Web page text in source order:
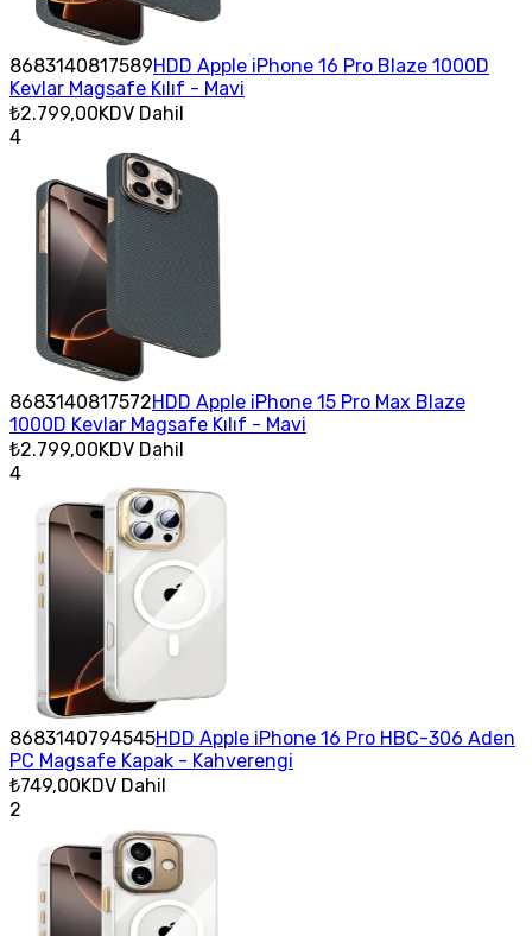
8683140817589HDD Apple iPhone 16 Pro Blaze 1000D
Kevlar Magsafe Kılıf - Mavi
₺2.799,00KDV Dahil
4
8683140817572HDD Apple iPhone 15 Pro Max Blaze
1000D Kevlar Magsafe Kılıf - Mavi
₺2.799,00KDV Dahil
4
8683140794545HDD Apple iPhone 16 Pro HBC-306 Aden
PC Magsafe Kapak - Kahverengi
₺749,00KDV Dahil
2